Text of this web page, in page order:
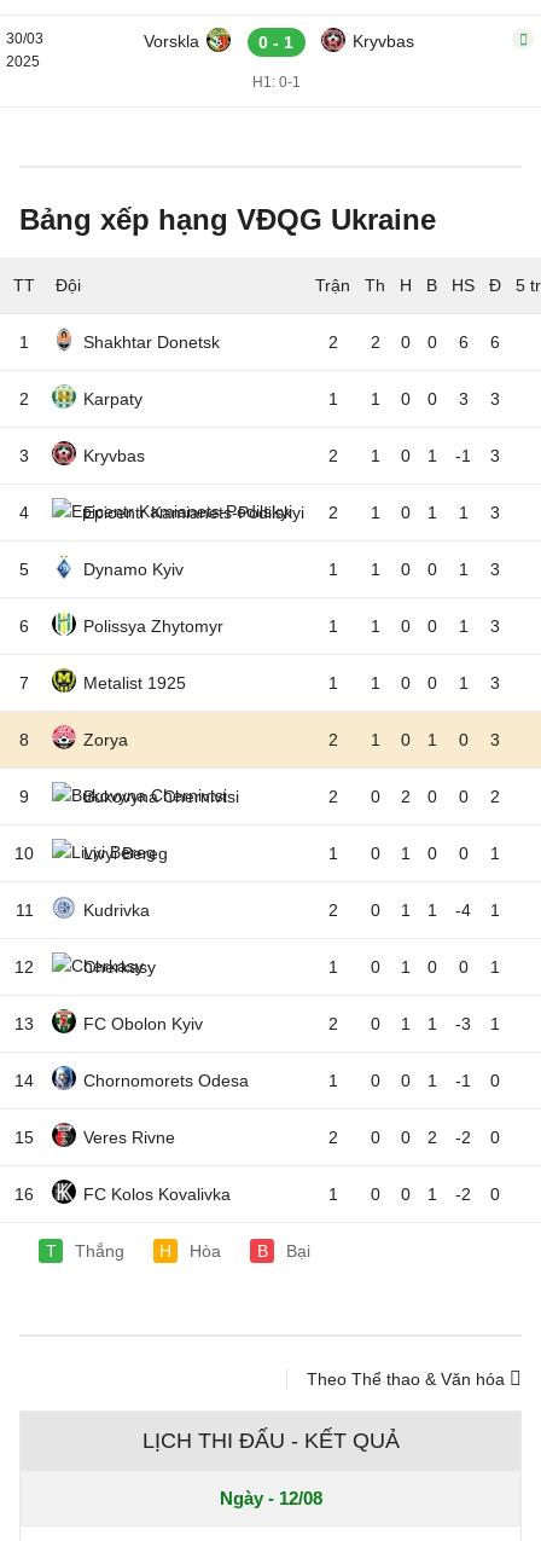
30/03
2025
Vorskla 0 - 1 Kryvbas
H1: 0-1
Bảng xếp hạng VĐQG Ukraine
TT Đội 5
1 Shakhtar Donetsk 2 2 0 0 6 6
2 Karpaty 1 1 0 0 3 3
3 Kryvbas 2 1 0 1 -1 3
4 Epicentr Kamianets-Podilskyi 2 1 0 1 1 3
5 Dynamo Kyiv 1 1 0 0 1 3
6 Polissya Zhytomyr 1 1 0 0 1 3
7 Metalist 1925 1 1 0 0 1 3
8 Zorya 2 1 0 1 0 3
9 Bukovyna Chernivtsi 2 0 2 0 0 2
10 Livyi Bereg 1 0 1 0 0 1
11 Kudrivka 2 0 1 1 -4 1
12 Cherkasy 1 0 1 0 0 1
13 FC Obolon Kyiv 2 0 1 1 -3 1
14 Chornomorets Odesa 1 0 0 1 -1 0
15 Veres Rivne 2 0 0 2 -2 0
16 FC Kolos Kovalivka 1 0 0 1 -2 0
T Thắng H Hòa B Bại
Theo Thể thao & Văn hóa
LỊCH THI ĐẤU - KẾT QUẢ
Ngày - 12/08